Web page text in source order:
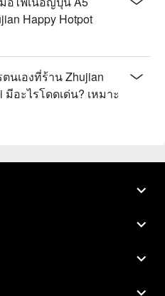
Happy Hotpot
นเองที่ร้าน Zhujian
มีอะไรโดดเด่น? เหมาะ